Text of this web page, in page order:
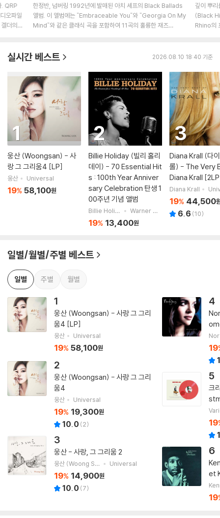
. QRP
더의
한정반, 넘버링 1992년에 발매된 아치 셰프의 Black Ballads
앨범. 이 앨범에는 "Embraceable You"와 "Georgia On My
Mind"와 같은 클래식 곡을 포함하여 11곡의 훌륭한 재즈
깊이 뿌
(Black
Rhino의
오리지...
실시간 베스트 2026.08.10 18:40 기준
1
웅산 (Woongsan) - 사
랑 그 그리움4 [LP]
웅산 Universal
19% 58,100원
2
Billie Holiday (빌리 홀리
데이) - 70 Essential Hit
s : 100th Year Anniver
sary Celebration 탄생 1
00주년 기념 앨범
Billie Holiday Warner Music
19% 13,400원
3
Diana Krall (다
롤) - The Very
Diana Krall
Diana Krall
19% 44,500
6.6 (10)
일별/월별/주별 베스트
일별 주별 월별
1
웅산 (Woongsan) - 사랑 그 그리
움4 [LP]
웅산 Universal
19% 58,100원
2
웅산 (Woongsan) - 사랑 그 그리
움4
웅산 Universal
19% 19,300원
10.0 (2)
3
웅산 - 사랑, 그 그리움 2
웅산 (Woong San) Universal
19% 14,900원
10.0 (7)
4
19
5
크
19
6
et
19